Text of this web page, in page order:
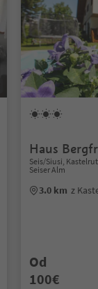
Haus
Seis/Siusi,
Seiser Alm
3.0 km z
Od
100€